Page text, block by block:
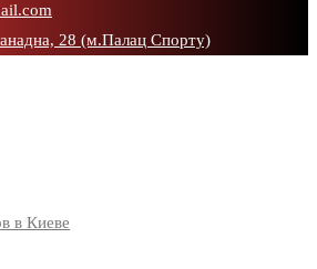
28 (м.Палац Спорту)
в Киеве